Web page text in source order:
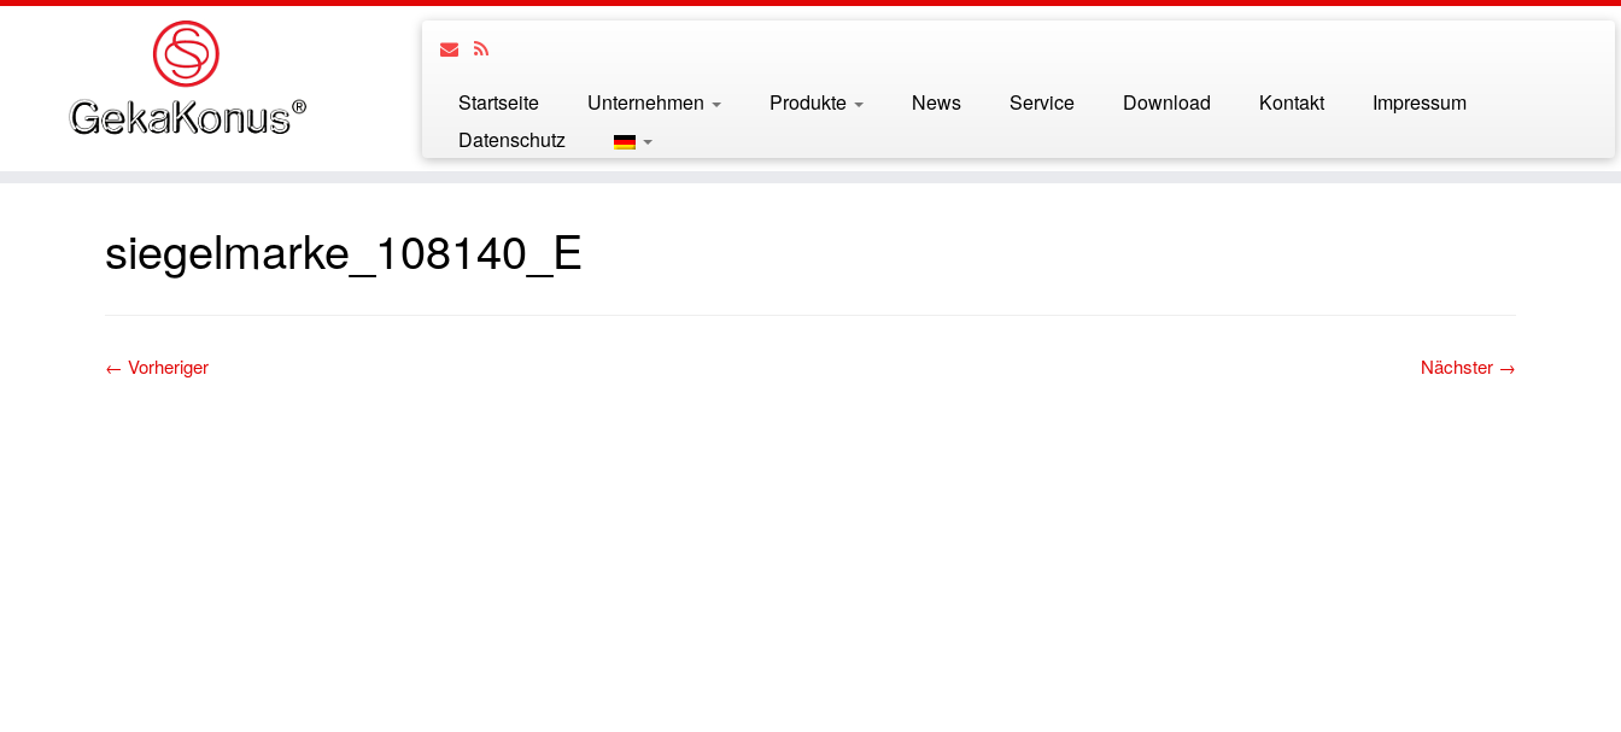
Startseite Unternehmen Produkte News Service Download Kontakt
Impressum
Datenschutz
siegelmarke_108140_E
← Vorheriger Nächster →